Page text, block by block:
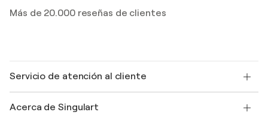
Más de 20.000 reseñas de clientes
Servicio de atención al cliente
Envío
Acerca de Singulart